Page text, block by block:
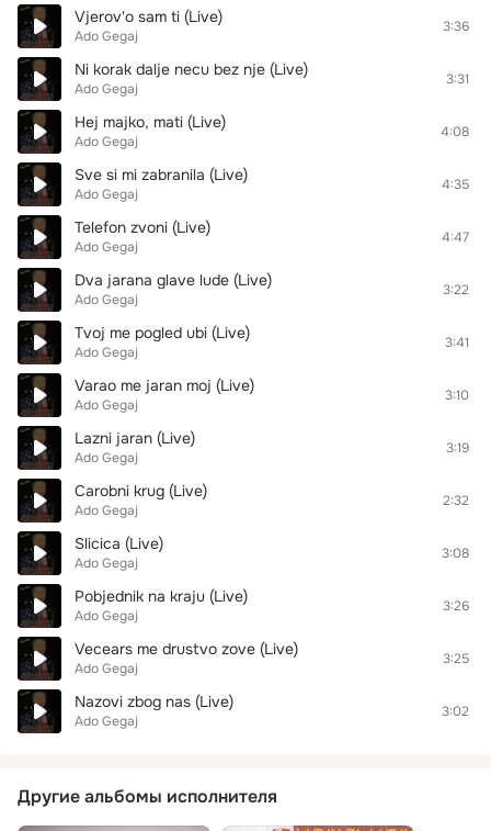
Vjerov'o sam ti (Live)
Ado Gegaj
3:36
Ni korak dalje necu bez nje (Live)
Ado Gegaj
3:31
Hej majko, mati (Live)
Ado Gegaj
4:08
Sve si mi zabranila (Live)
Ado Gegaj
4:35
Telefon zvoni (Live)
Ado Gegaj
4:47
Dva jarana glave lude (Live)
Ado Gegaj
3:22
Tvoj me pogled ubi (Live)
Ado Gegaj
3:41
Varao me jaran moj (Live)
Ado Gegaj
3:10
Lazni jaran (Live)
Ado Gegaj
3:19
Carobni krug (Live)
Ado Gegaj
2:32
Slicica (Live)
Ado Gegaj
3:08
Pobjednik na kraju (Live)
Ado Gegaj
3:26
Vecears me drustvo zove (Live)
Ado Gegaj
3:25
Nazovi zbog nas (Live)
Ado Gegaj
3:02
Другие альбомы исполнителя